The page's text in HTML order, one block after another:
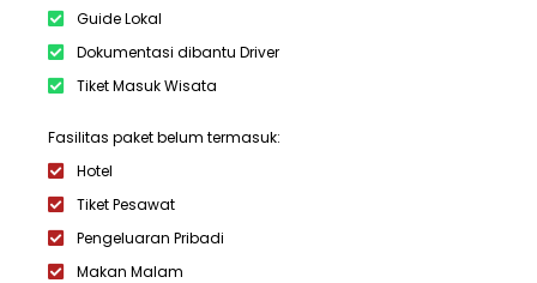
Guide Lokal
Dokumentasi dibantu Driver
Tiket Masuk Wisata
Fasilitas paket belum termasuk:
Hotel
Tiket Pesawat
Pengeluaran Pribadi
Makan Malam